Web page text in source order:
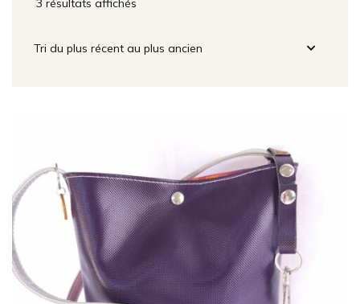
3 résultats affichés